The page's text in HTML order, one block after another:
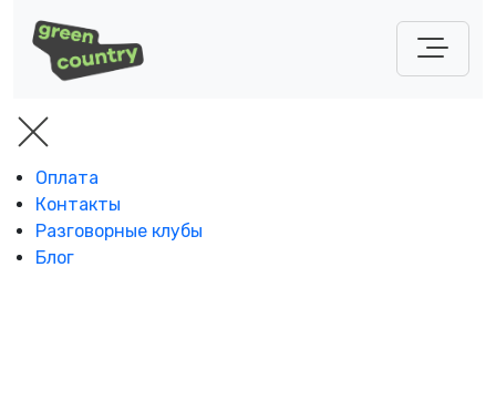
Оплата
Контакты
Разговорные клубы
Блог